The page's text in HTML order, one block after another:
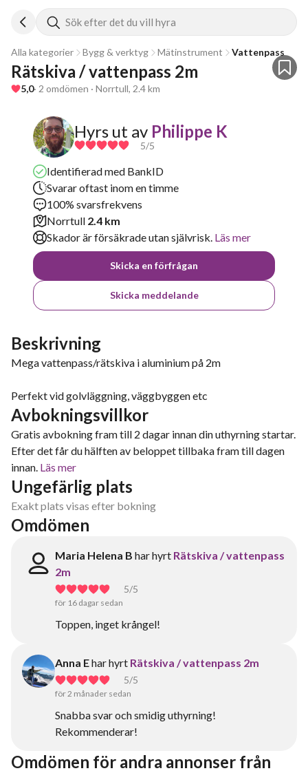
Sök efter det du vill hyra
Alla kategorier Bygg & verktyg Mätinstrument Vattenpass
Rätskiva / vattenpass 2m
5,0· 2 omdömen · Norrtull, 2.4 km
Hyrs ut av Philippe K
5/5
Identifierad med BankID
Svarar oftast inom en timme
100% svarsfrekvens
Norrtull 2.4 km
Skador är försäkrade utan självrisk. Läs mer
Skicka en förfrågan
Skicka meddelande
Beskrivning
Mega vattenpass/rätskiva i aluminium på 2m
Perfekt vid golvläggning, väggbyggen etc
Avbokningsvillkor
Gratis avbokning fram till 2 dagar innan din uthyrning startar.
Efter det får du hälften av beloppet tillbaka fram till dagen
innan. Läs mer
Ungefärlig plats
Exakt plats visas efter bokning
Omdömen
Maria Helena B har hyrt Rätskiva / vattenpass
2m
5/5
för 16 dagar sedan
Toppen, inget krångel!
Anna Ehar hyrt Rätskiva / vattenpass 2m
5/5
för 2 månader sedan
Snabba svar och smidig uthyrning!
Rekommenderar!
Omdömen för andra annonser från